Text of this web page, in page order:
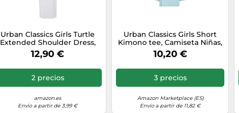
Urban Classics Girls Turtle
Extended Shoulder Dress,
Vestido Niñas, White,
12,90 €
2 precios
amazon.es
Envío a partir de 3,99 €
Urban Classics Girls Short
Kimono tee, Camiseta Niñas,
Oceanblue,
10,20 €
3 precios
Amazon Marketplace (ES)
Envío a partir de 11,82 €